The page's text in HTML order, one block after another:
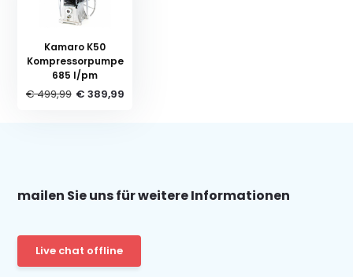
Kamaro K50
Kompressorpumpe
685 l/pm
€ 499,99 € 389,99
mailen Sie uns für weitere Informationen
Live chat offline